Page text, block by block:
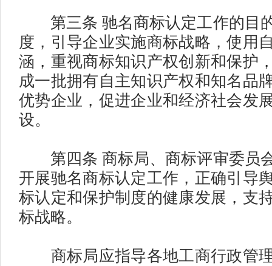
第三条 驰名商标认定工作的目
度，引导企业实施商标战略，使用
涵，重视商标知识产权创新和保护
成一批拥有自主知识产权和知名品
优势企业，促进企业和经济社会发
设。
第四条 商标局、商标评审委员
开展驰名商标认定工作，正确引导
标认定和保护制度的健康发展，支
标战略。
商标局应指导各地工商行政管